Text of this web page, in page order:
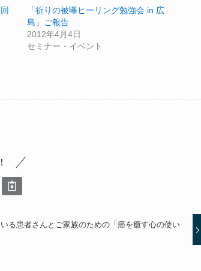
「祈りの被曝ヒーリング勉強会 in 広
島」ご報告
2012年4月4日
セミナー・イベント
る患者さんとご家族のための「癌を癒す心の使い